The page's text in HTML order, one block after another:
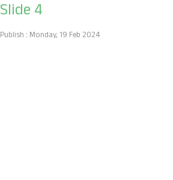
Slide 4
Publish : Monday, 19 Feb 2024